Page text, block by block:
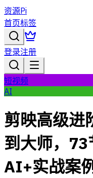
资源Pi
首页标签
登录注册
短视频
AI
剪映高级进
到大师，
AI+实战案例